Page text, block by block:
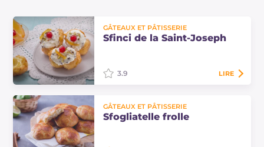
GÂTEAUX ET PÂTISSERIE
Sfinci de la Saint-Joseph
Les sfinci de la Saint-Joseph sont de
délicieuses beignets d'origine
palermitaine, recouverts de crème
3.9 LIRE
GÂTEAUX ET PÂTISSERIE
Sfogliatelle frolle